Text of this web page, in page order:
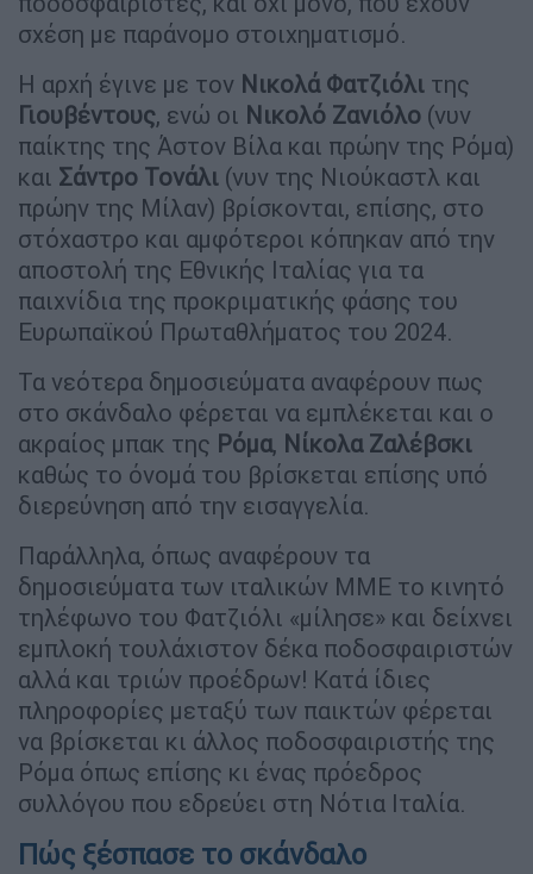
σχέση με παράνομο στοιχηματισμό.
Η αρχή έγινε με τον Νικολά Φατζιόλι της
Γιουβέντους, ενώ οι Νικολό Ζανιόλο (νυν
παίκτης της Άστον Βίλα και πρώην της Ρόμα)
και Σάντρο Τονάλι (νυν της Νιούκαστλ και
πρώην της Μίλαν) βρίσκονται, επίσης, στο
στόχαστρο και αμφότεροι κόπηκαν από την
αποστολή της Εθνικής Ιταλίας για τα
παιχνίδια της προκριματικής φάσης του
Ευρωπαϊκού Πρωταθλήματος του 2024.
Τα νεότερα δημοσιεύματα αναφέρουν πως
στο σκάνδαλο φέρεται να εμπλέκεται και ο
ακραίος μπακ της Ρόμα, Νίκολα Ζαλέβσκι
καθώς το όνομά του βρίσκεται επίσης υπό
διερεύνηση από την εισαγγελία.
Παράλληλα, όπως αναφέρουν τα
δημοσιεύματα των ιταλικών ΜΜΕ το κινητό
τηλέφωνο του Φατζιόλι «μίλησε» και δείχνει
εμπλοκή τουλάχιστον δέκα ποδοσφαιριστών
αλλά και τριών προέδρων! Κατά ίδιες
πληροφορίες μεταξύ των παικτών φέρεται
να βρίσκεται κι άλλος ποδοσφαιριστής της
Ρόμα όπως επίσης κι ένας πρόεδρος
συλλόγου που εδρεύει στη Νότια Ιταλία.
Πώς ξέσπασε το σκάνδαλο